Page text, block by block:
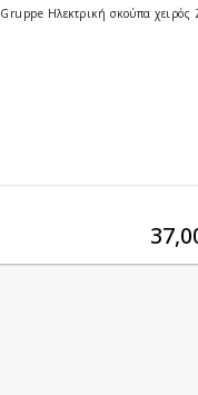
Gruppe Ηλεκτρική σκούπα χειρός